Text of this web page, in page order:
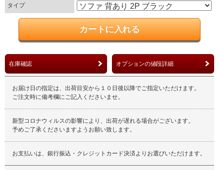
タイプ
在庫確認 オプションの値段詳細
お届け日の指定は、出荷目安から１０日後以降でご指定いただけます。
ご注文時に備考欄にご記入くださいませ。
新型コロナウィルスの影響により、出荷が遅れる場合がございます。
予めご了承くださいますようお願い致します。
お支払いは、銀行振込・クレジットカード決済よりお選びいただけます。